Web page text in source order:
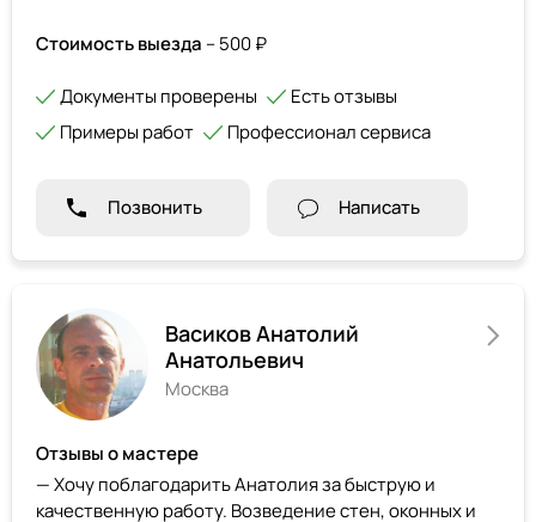
Стоимость выезда – 500 ₽
Документы проверены
Есть отзывы
Примеры работ
Профессионал сервиса
Позвонить Написать
Васиков Анатолий
Анатольевич
Москва
Отзывы о мастере
— Хочу поблагодарить Анатолия за быструю и
качественную работу. Возведение стен, оконных и